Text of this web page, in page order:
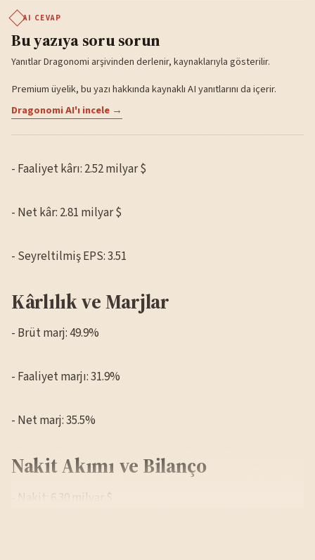
AI CEVAP
Bu yazıya soru sorun
Yanıtlar Dragonomi arşivinden derlenir, kaynaklarıyla gösterilir.
Premium üyelik, bu yazı hakkında kaynaklı AI yanıtlarını da içerir.
Dragonomi AI'ı incele →
- Faaliyet kârı: 2.52 milyar $
- Net kâr: 2.81 milyar $
- Seyreltilmiş EPS: 3.51
Kârlılık ve Marjlar
- Brüt marj: 49.9%
- Faaliyet marjı: 31.9%
- Net marj: 35.5%
Nakit Akımı ve Bilanço
- Nakit: 6.30 milyar $